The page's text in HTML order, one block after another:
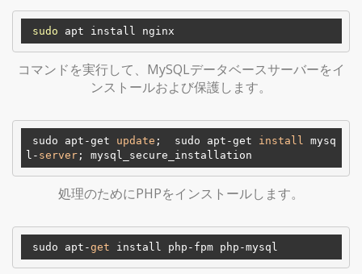
sudo
コマンドを実行して、MySQLデータベースサーバーをイ
ンストールおよび保護します。
sudo apt-get update ;  sudo apt-get install
mysq
l- server
処理のためにPHPをインストールします。
sudo apt-get